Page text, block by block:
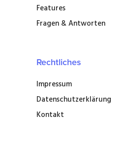
Features
Fragen & Antworten
Rechtliches
Impressum
Datenschutzerklärung
Kontakt